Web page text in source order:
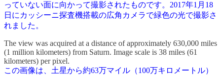
っていない面に向かって撮影されたものです。2017年1月18
日にカッシーニ探査機搭載の広角カメラで緑色の光で撮影さ
れました。
The view was acquired at a distance of approximately 630,000 miles
(1 million kilometers) from Saturn. Image scale is 38 miles (61
kilometers) per pixel.
この画像は、土星から約63万マイル（100万キロメートル）